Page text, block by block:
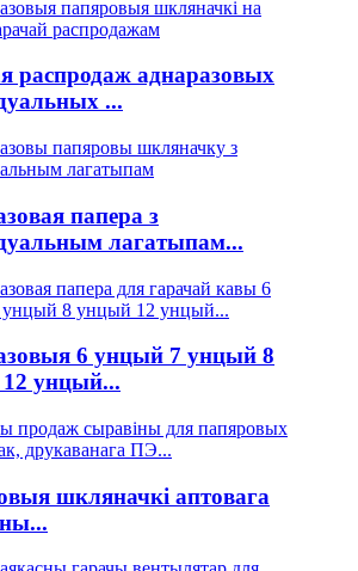
распродаж аднаразовых
...
папера з
лагатыпам...
6 унцый 7 унцый 8
унцый...
шкляначкі аптовага